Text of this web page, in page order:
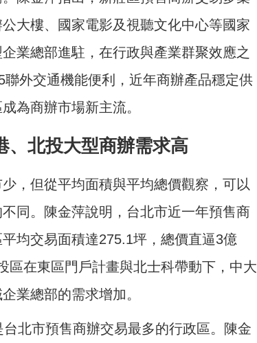
大樓、國家電影及視聽文化中心等國家
業總部進駐，在行政與產業群聚效應之
外交通機能便利，近年商辦產品穩定供
為商辦市場新主流。
北投大型商辦需求高
，但從平均面積與平均總價觀察，可以
同。陳金萍說明，台北市近一年預售商
均交易面積達275.1坪，總價直逼3億
區在東區門戶計畫與北士科帶動下，中大
業總部的需求增加。
北市預售商辦交易最多的行政區。陳金